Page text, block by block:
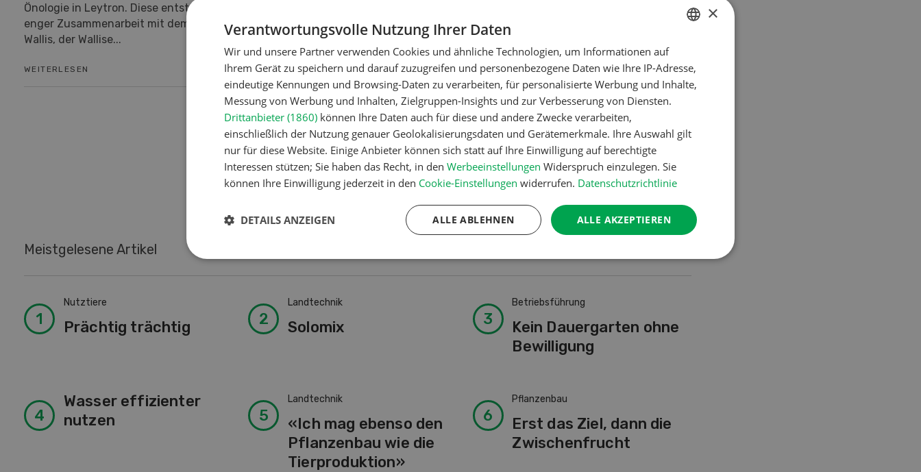
Önologie in Leytron. Diese entsteht in
enger Zusammenarbeit mit dem Kanton
Wallis, der Wallise...
WEITERLESEN
Unkrautbekämpfung notwendig. Die
Verwendung einer Gründüngung zu...
WEITERLESEN
unumgänglich sind. Um insbesondere
die Menge der Kupferanwend...
WEITERLESEN
1 2 3
Meistgelesene Artikel
Nutztiere
Prächtig trächtig
Landtechnik
Solomix
Betriebsführung
Kein Dauergarten ohne
Bewilligung
Wasser effizienter
nutzen
Landtechnik
«Ich mag ebenso den
Pflanzenbau wie die
Tierproduktion»
Pflanzenbau
Erst das Ziel, dann die
Zwischenfrucht
FRENCH
×
Verantwortungsvolle Nutzung Ihrer Daten
Wir und unsere Partner verwenden Cookies und ähnliche Technologien, um Informationen auf
Ihrem Gerät zu speichern und darauf zuzugreifen und personenbezogene Daten wie Ihre IP-Adresse,
eindeutige Kennungen und Browsing-Daten zu verarbeiten, für personalisierte Werbung und Inhalte,
Messung von Werbung und Inhalten, Zielgruppen-Insights und zur Verbesserung von Diensten.
Drittanbieter (1860) können Ihre Daten auch für diese und andere Zwecke verarbeiten,
einschließlich der Nutzung genauer Geolokalisierungsdaten und Gerätemerkmale. Ihre Auswahl gilt
nur für diese Website. Einige Anbieter können sich statt auf Ihre Einwilligung auf berechtigte
Interessen stützen; Sie haben das Recht, in den Werbeeinstellungen Widerspruch einzulegen. Sie
können Ihre Einwilligung jederzeit in den Cookie-Einstellungen widerrufen. Datenschutzrichtlinie
ALLE AKZEPTIEREN
ALLE ABLEHNEN
DETAILS ANZEIGEN